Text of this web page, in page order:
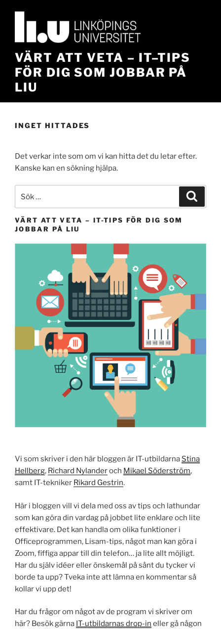
VÄRT ATT VETA – IT–TIPS
FÖR DIG SOM JOBBAR PÅ
LIU
INGET HITTADES
Det verkar inte som om vi kan hitta det du letar efter.
Kanske kan en sökning hjälpa.
efter:
VÄRT ATT VETA – IT-TIPS FÖR DIG SOM
JOBBAR PÅ LIU
Vi som skriver i den här bloggen är IT-utbildarna Stina
Hellberg, Richard Nylanderoch Mikael Söderström,
samt IT-tekniker Rikard Gestrin.
Här i bloggen vill vi dela med oss av tips och lathundar
som kan göra din vardag på jobbet lite enklare och lite
effektivare. Det kan handla om olika funktioner i
Officeprogrammen, Lisam-tips, något man kan göra i
Zoom, fiffiga appar till din telefon… ja lite allt möjligt.
Har du själv idéer eller önskemål på sånt du tycker vi
borde ta upp? Tveka inte att lämna en kommentar så
kollar vi upp det!
Har du frågor om något av de program vi skriver om
här? Besök gärna IT-utbildarnas drop-in eller gå någon